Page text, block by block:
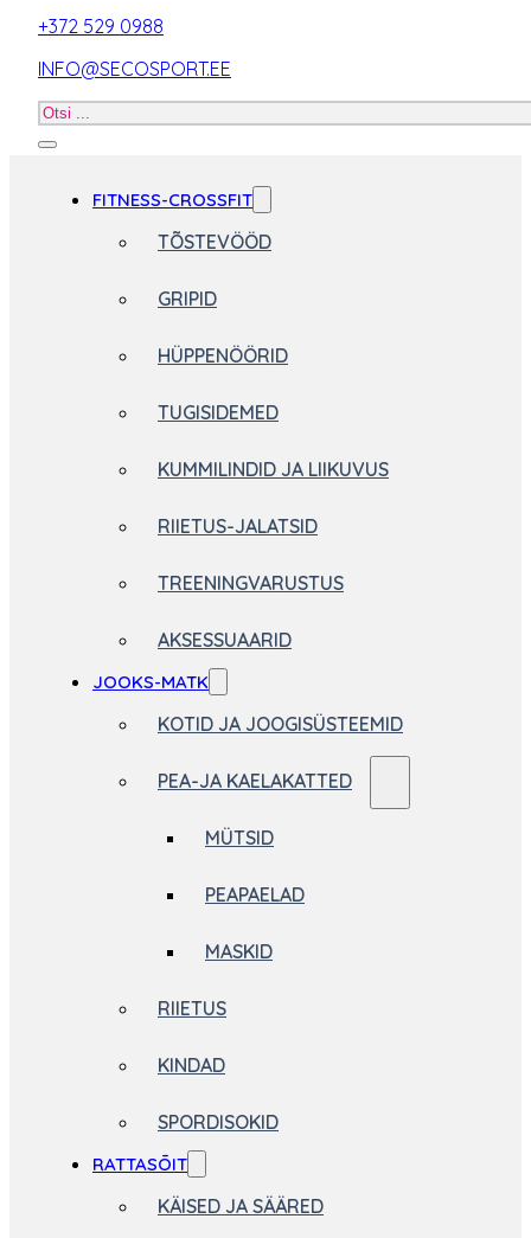
+372 529 0988
INFO@SECOSPORT.EE
Otsi
FITNESS-CROSSFIT
TÕSTEVÖÖD
GRIPID
HÜPPENÖÖRID
TUGISIDEMED
KUMMILINDID JA LIIKUVUS
RIIETUS-JALATSID
TREENINGVARUSTUS
AKSESSUAARID
JOOKS-MATK
KOTID JA JOOGISÜSTEEMID
PEA-JA KAELAKATTED
MÜTSID
PEAPAELAD
MASKID
RIIETUS
KINDAD
SPORDISOKID
RATTASÕIT
KÄISED JA SÄÄRED